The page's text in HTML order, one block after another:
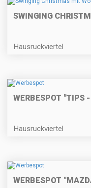
SWINGING
Hausruckviertel
WERBESPOT "TIPS
Hausruckviertel
WERBESPOT